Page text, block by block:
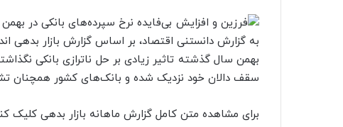
به گزارش دانستنی اقتصاد، بر اساس گزارش بازار
بهمن سال گذشته تاثیر زیادی بر حل ناترازی بانکی
سقف دالان خود نزدیک شده و بانک‌های کشور همچنان
برای مشاهده متن کامل گزارش ماهانه بازار بدهی کلیک